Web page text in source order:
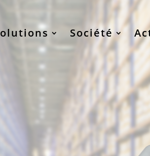
Société
CONNECTÉES À
RÉEL